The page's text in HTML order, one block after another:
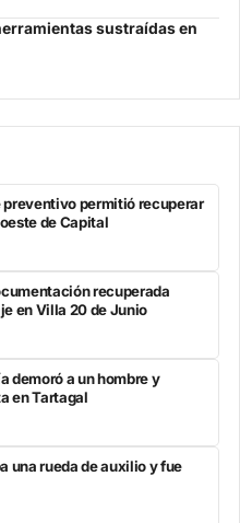
sustraídas en
permitió recuperar
de Capital
recuperada
en Villa 20 de Junio
demoró a un hombre y
en Tartagal
una rueda de auxilio y fue